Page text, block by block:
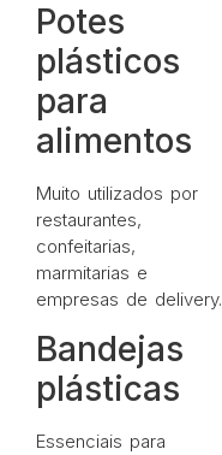
Potes
plásticos
para
alimentos
Muito utilizados por
restaurantes,
confeitarias,
marmitarias e
empresas de delivery.
Bandejas
plásticas
Essenciais para